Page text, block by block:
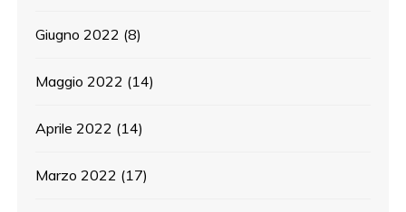
Giugno 2022 (8)
Maggio 2022 (14)
Aprile 2022 (14)
Marzo 2022 (17)